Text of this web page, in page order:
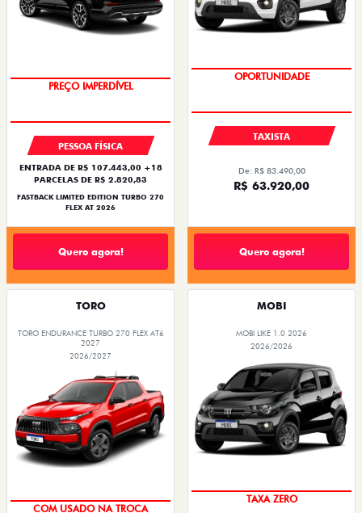
COM USADO NA TROCA
PESSOA FÍSICA
ENTRADA DE R$ 107.443,00 +18
PARCELAS DE R$ 2.820,83
FASTBACK LIMITED EDITION TURBO 270
FLEX AT 2026
Quero agora!
OPORTUNIDADE
TAXISTA
De: R$ 83.490,00
R$ 63.920,00
Quero agora!
TORO
TORO ENDURANCE TURBO 270 FLEX AT6
2027
2026/2027
OPORTUNIDADE
MOBI
MOBI LIKE 1.0 2026
2026/2026
PREÇO IMPERDÍVEL